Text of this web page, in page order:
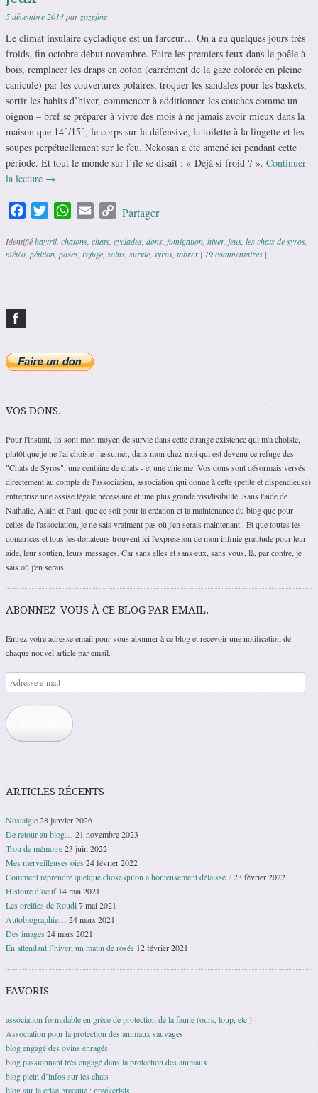
5 décembre 2014parzozefine
Le climat insulaire cycladique est un farceur… On a eu quelques jours très
froids, fin octobre début novembre. Faire les premiers feux dans le poêle à
bois, remplacer les draps en coton (carrément de la gaze colorée en pleine
canicule) par les couvertures polaires, troquer les sandales pour les baskets,
sortir les habits d’hiver, commencer à additionner les couches comme un
oignon – bref se préparer à vivre des mois à ne jamais avoir mieux dans la
maison que 14°/15°, le corps sur la défensive, la toilette à la lingette et les
soupes perpétuellement sur le feu. Nekosan a été amené ici pendant cette
période. Et tout le monde sur l’île se disait : « Déjà si froid ? ». Continuer
la lecture →
FacebookTwitterWhatsApp
Email Copy
Partager
Identifiébaytril, chatons, chats, cyclades, dons, fumigation, hiver, jeux, les chats de syros,
météo, pétition, poses, refuge, soins, survie, syros, tobrex | 19 commentaires |
VOS DONS.
Pour l'instant, ils sont mon moyen de survie dans cette étrange existence qui m'a choisie,
plutôt que je ne l'ai choisie : assumer, dans mon chez-moi qui est devenu ce refuge des
"Chats de Syros", une centaine de chats - et une chienne. Vos dons sont désormais versés
directement au compte de l'association, association qui donne à cette (petite et dispendieuse)
entreprise une assise légale nécessaire et une plus grande visi/lisibilité. Sans l'aide de
Nathalie, Alain et Paul, que ce soit pour la création et la maintenance du blog que pour
celles de l'association, je ne sais vraiment pas où j'en serais maintenant.. Et que toutes les
donatrices et tous les donateurs trouvent ici l'expression de mon infinie gratitude pour leur
aide, leur soutien, leurs messages. Car sans elles et sans eux, sans vous, là, par contre, je
sais où j'en serais...
ABONNEZ-VOUS À CE BLOG PAR EMAIL.
Entrez votre adresse email pour vous abonner à ce blog et recevoir une notification de
chaque nouvel article par email.
Adresse
e-
mail
ARTICLES RÉCENTS
Nostalgie28 janvier 2026
De retour au blog… 21 novembre 2023
Trou de mémoire23 juin 2022
Mes merveilleuses oies24 février 2022
Comment reprendre quelque chose qu’on a honteusement délaissé ?23 février 2022
Histoire d’oeuf 14 mai 2021
Les oreilles de Roudi7 mai 2021
Autobiographie… 24 mars 2021
Des images 24 mars 2021
En attendant l’hiver, un matin de rosée 12 février 2021
FAVORIS
association formidable en grèce de protection de la faune (ours, loup, etc.)
Association pour la protection des animaux sauvages
blog engagé des ovins enragés
blog passionnant très engagé dans la protection des animaux
blog plein d’infos sur les chats
blog sur la crise grecque : greekcrisis